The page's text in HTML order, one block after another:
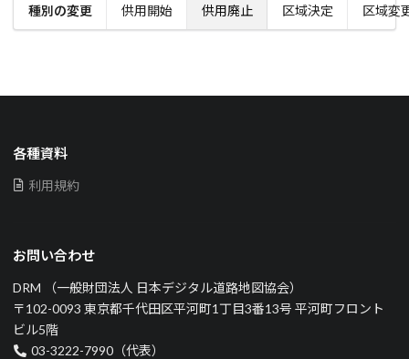
種別の変更 供用開始 供用廃止 区域決定 区域変
各種資料
利用規約
お問い合わせ
DRM （一般財団法人 日本デジタル道路地図協会）
〒102-0093 東京都千代田区平河町1丁目3番13号 平河町フロント
ビル5階
03-3222-7990（代表）